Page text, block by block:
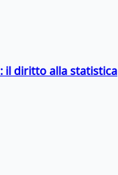
il diritto alla statistica